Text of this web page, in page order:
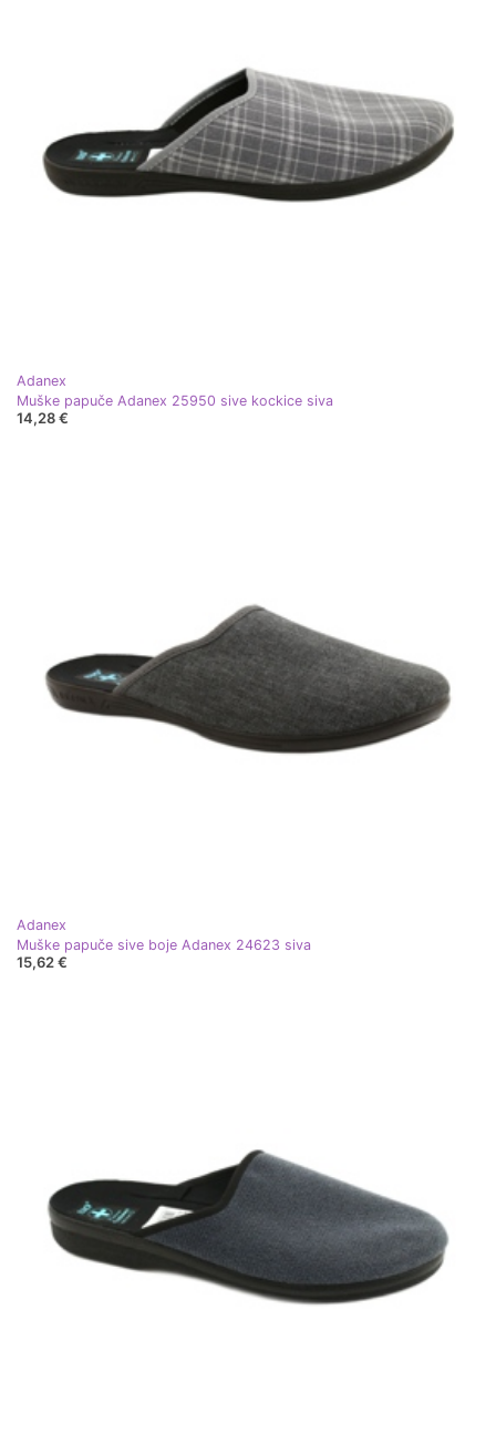
Adanex
Muške papuče Adanex 25950 sive kockice siva
14,28 €
Adanex
Muške papuče sive boje Adanex 24623 siva
15,62 €